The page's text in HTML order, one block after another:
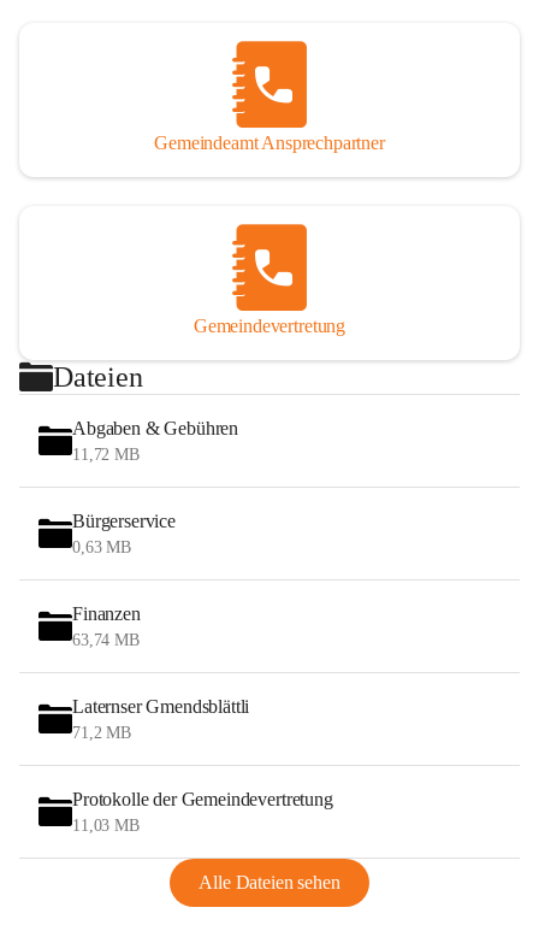
Gemeindeamt Ansprechpartner
Gemeindevertretung
Dateien
Abgaben & Gebühren
11,72 MB
Bürgerservice
0,63 MB
Finanzen
63,74 MB
Laternser Gmendsblättli
71,2 MB
Protokolle der Gemeindevertretung
11,03 MB
Alle Dateien sehen